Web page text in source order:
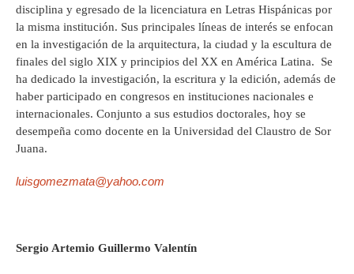
disciplina y egresado de la licenciatura en Letras Hispánicas por
la misma institución. Sus principales líneas de interés se enfocan
en la investigación de la arquitectura, la ciudad y la escultura de
finales del siglo XIX y principios del XX en América Latina. Se
ha dedicado la investigación, la escritura y la edición, además de
haber participado en congresos en instituciones nacionales e
internacionales. Conjunto a sus estudios doctorales, hoy se
desempeña como docente en la Universidad del Claustro de Sor
Juana.
luisgomezmata@yahoo.com
Sergio Artemio Guillermo Valentín